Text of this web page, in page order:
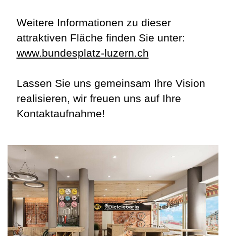
Weitere Informationen zu dieser
attraktiven Fläche finden Sie unter:
www.bundesplatz-luzern.ch
Lassen Sie uns gemeinsam Ihre Vision
realisieren, wir freuen uns auf Ihre
Kontaktaufnahme!